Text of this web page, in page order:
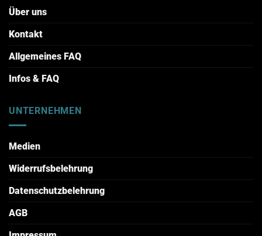
Über uns
Kontakt
Allgemeines FAQ
Infos & FAQ
UNTERNEHMEN
Medien
Widerrufsbelehrung
Datenschutzbelehrung
AGB